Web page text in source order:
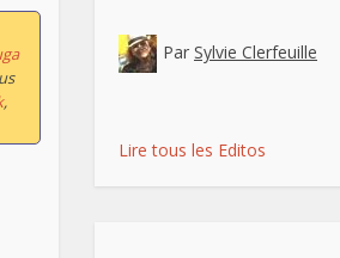
,
Par Sylvie Clerfeuille
Lire tous les Editos